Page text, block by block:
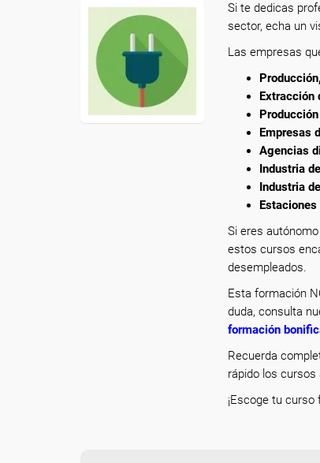
Si te dedicas
sector, echa un
Las empresas
Extracción
Empresas
Agencias
Industria
Industria
Si eres
estos cursos
desempleados.
Esta formación
duda, consulta
formación
Recuerda
rápido los cursos
¡Escoge tu